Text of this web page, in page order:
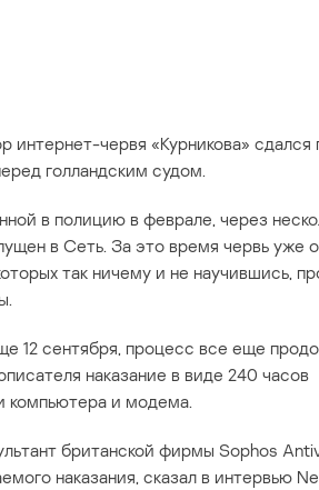
интернет-червя «Курникова» сдался
голландским судом.
в полицию в феврале, через
в Сеть. За это время червь уже
так ничему и не научившись,
12 сентября, процесс все еще
наказание в виде 240 часов
компьютера и модема.
британской фирмы Sophos
наказания, сказал в интервью